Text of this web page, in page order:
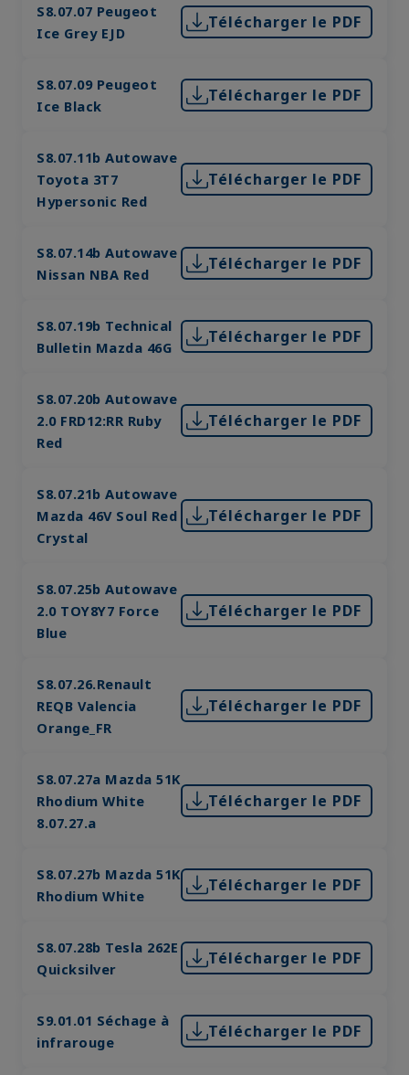
S8.07.07 Peugeot
Ice Grey EJD
Télécharger le PDF
S8.07.09 Peugeot
Ice Black
Télécharger le PDF
S8.07.11b Autowave
Toyota 3T7
Hypersonic Red
Télécharger le PDF
S8.07.14b Autowave
Nissan NBA Red
Télécharger le PDF
S8.07.19b Technical
Bulletin Mazda 46G
Télécharger le PDF
S8.07.20b Autowave
2.0 FRD12:RR Ruby
Red
Télécharger le PDF
S8.07.21b Autowave
Mazda 46V Soul Red
Crystal
Télécharger le PDF
S8.07.25b Autowave
2.0 TOY8Y7 Force
Blue
Télécharger le PDF
S8.07.26.Renault
REQB Valencia
Orange_FR
Télécharger le PDF
S8.07.27a Mazda 51K
Rhodium White
8.07.27.a
Télécharger le PDF
S8.07.27b Mazda 51K
Rhodium White
Télécharger le PDF
S8.07.28b Tesla 262E
Quicksilver
Télécharger le PDF
S9.01.01 Séchage à
infrarouge
Télécharger le PDF